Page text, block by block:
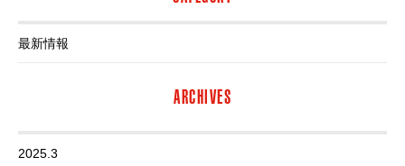
最新情報
ARCHIVES
2025.3